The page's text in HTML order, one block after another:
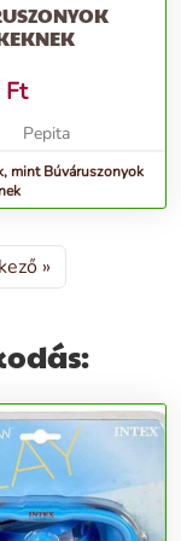
Ft
Pepita
mint Búváruszonyok
»